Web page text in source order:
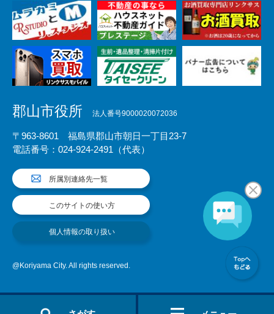
郡山市役所 法人番号9000020072036
〒963-8601 福島県郡山市朝日一丁目23-7
電話番号：024-924-2491（代表）
所属別連絡先一覧
このサイトの使い方
個人情報の取り扱い
@Koriyama City. All rights reserved.